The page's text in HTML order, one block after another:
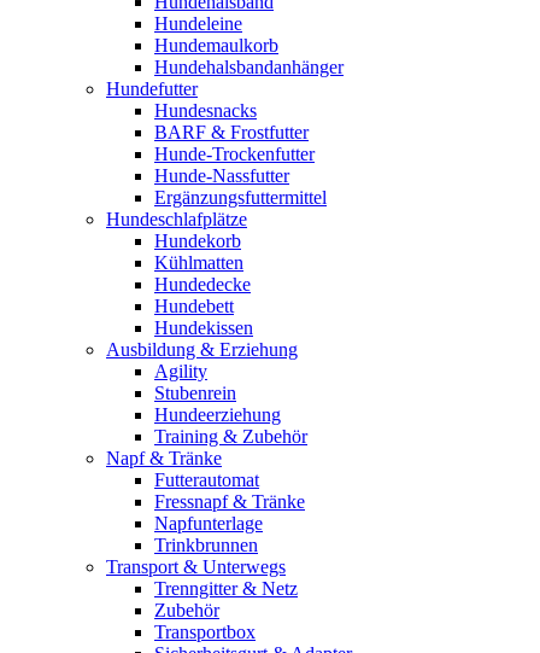
Hundeleine
Hundemaulkorb
Hundehalsbandanhänger
Hundefutter
Hundesnacks
BARF & Frostfutter
Hunde-Trockenfutter
Hunde-Nassfutter
Ergänzungsfuttermittel
Hundeschlafplätze
Hundekorb
Kühlmatten
Hundedecke
Hundebett
Hundekissen
Ausbildung & Erziehung
Agility
Stubenrein
Hundeerziehung
Training & Zubehör
Napf & Tränke
Futterautomat
Fressnapf & Tränke
Napfunterlage
Trinkbrunnen
Transport & Unterwegs
Trenngitter & Netz
Zubehör
Transportbox